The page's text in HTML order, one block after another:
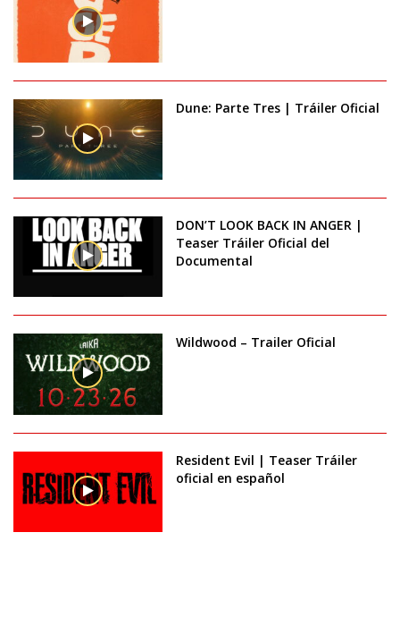
Dune: Parte Tres | Tráiler Oficial
DON’T LOOK BACK IN ANGER |
Teaser Tráiler Oficial del
Documental
Wildwood – Trailer Oficial
Resident Evil | Teaser Tráiler
oficial en español